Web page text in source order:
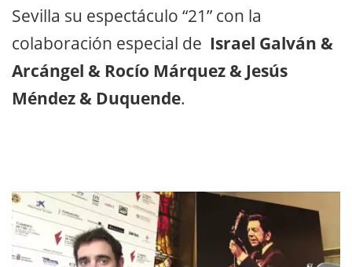
Sevilla su espectáculo “21” con la
colaboración especial de Israel Galván &
Arcángel & Rocío Márquez & Jesús
Méndez & Duquende.